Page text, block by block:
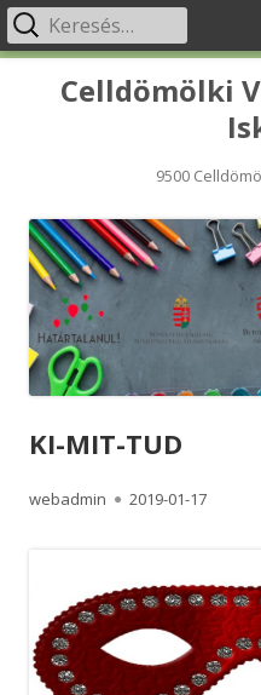
Celldömölki
9500
Primary
Menu
Keresés:
KI-MIT-TUD
Author
webadmin
Published
2019-01-17